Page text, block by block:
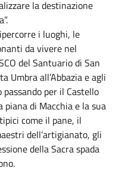
la destinazione
i luoghi, le
da vivere nel
del Santuario di San
Umbra all’Abbazia e agli
per il Castello
di Macchia e la sua
come il pane, il
dell’artigianato, gli
della Sacra spada